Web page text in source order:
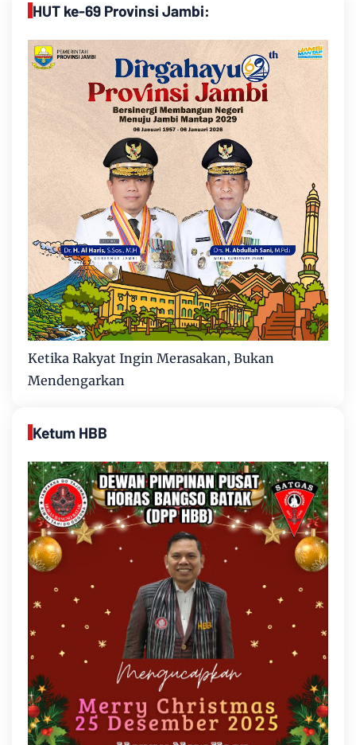
HUT ke-69 Provinsi Jambi:
Ketika Rakyat Ingin Merasakan, Bukan
Mendengarkan
Ketum HBB